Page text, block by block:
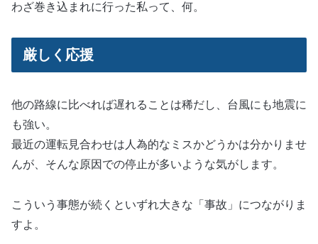
わざ巻き込まれに行った私って、何。
厳しく応援
他の路線に比べれば遅れることは稀だし、台風にも地震に
も強い。
最近の運転見合わせは人為的なミスかどうかは分かりませ
んが、そんな原因での停止が多いような気がします。
こういう事態が続くといずれ大きな「事故」につながりま
すよ。